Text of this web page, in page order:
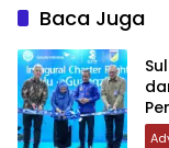
Baca Juga